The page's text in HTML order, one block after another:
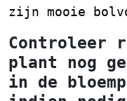
zijn mooie
Controleer
plant nog
in de